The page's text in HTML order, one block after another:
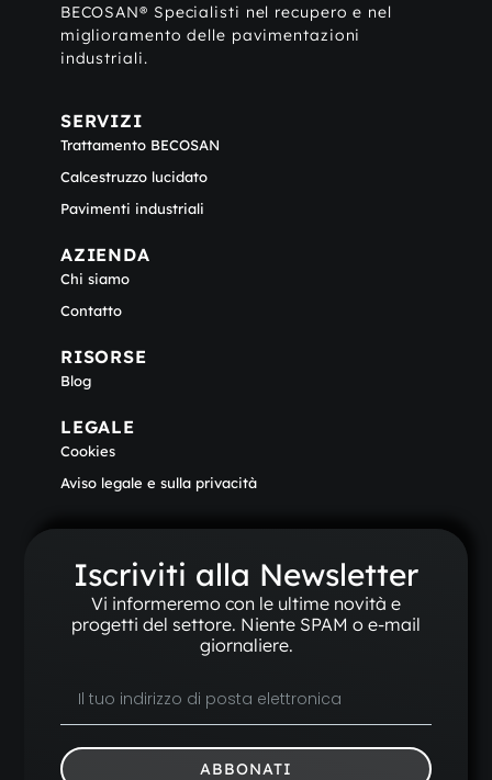
BECOSAN® Specialisti nel recupero e nel
miglioramento delle pavimentazioni
industriali.
SERVIZI
Trattamento BECOSAN
Calcestruzzo lucidato
Pavimenti industriali
AZIENDA
Chi siamo
Contatto
RISORSE
Blog
LEGALE
Cookies
Aviso legale e sulla privacità
Iscriviti alla Newsletter
Vi informeremo con le ultime novità e
progetti del settore. Niente SPAM o e-mail
giornaliere.
ABBONATI